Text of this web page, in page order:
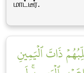
மாட்டீர்.
ذَاتَ ٱلۡيَمِينِ